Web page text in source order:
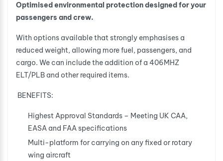
Optimised environmental protection designed for your
passengers and crew.
With options available that strongly emphasises a
reduced weight, allowing more fuel, passengers, and
cargo. We can include the addition of a 406MHZ
ELT/PLB and other required items.
BENEFITS:
Highest Approval Standards – Meeting UK CAA,
EASA and FAA specifications
Multi-platform for carrying on any fixed or rotary
wing aircraft